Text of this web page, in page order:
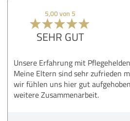
5,00 von 5
SEHR GUT
Unsere Erfahrung mit
Meine Eltern sind sehr zufrieden
wir fühlen uns hier gut
weitere Zusammenarbeit.